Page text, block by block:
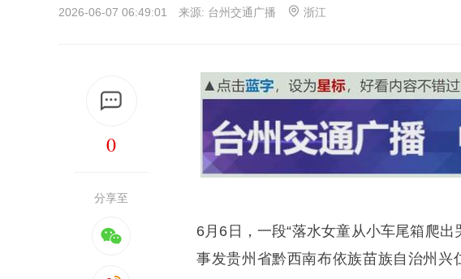
2026-06-07 06:49:01 来源: 台州交通广播 浙江
0
分享至
6月6日，一段“落水女童从小车尾箱爬出
事发贵州省黔西南布依族苗族自治州